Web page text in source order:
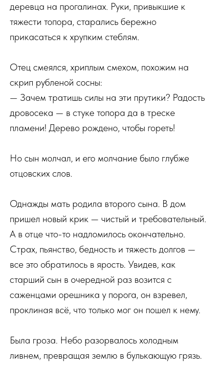
деревца на прогалинах. Руки, привыкшие к
тяжести топора, старались бережно
прикасаться к хрупким стеблям.
Отец смеялся, хриплым смехом, похожим на
скрип рубленой сосны:
— Зачем тратишь силы на эти прутики? Радость
дровосека — в стуке топора да в треске
пламени! Дерево рождено, чтобы гореть!
Но сын молчал, и его молчание было глубже
отцовских слов.
Однажды мать родила второго сына. В дом
пришел новый крик — чистый и требовательный.
А в отце что-то надломилось окончательно.
Страх, пьянство, бедность и тяжесть долгов —
все это обратилось в ярость. Увидев, как
старший сын в очередной раз возится с
саженцами орешника у порога, он взревел,
проклиная всё, что только мог он пошел к нему.
Была гроза. Небо разорвалось холодным
ливнем, превращая землю в булькающую грязь.